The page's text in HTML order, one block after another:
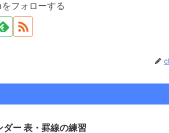
フォローする
ー 表・罫線の練習